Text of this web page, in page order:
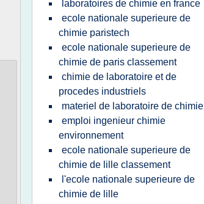
laboratoires de chimie en france
ecole nationale superieure de
chimie paristech
ecole nationale superieure de
chimie de paris classement
chimie de laboratoire et de
procedes industriels
materiel de laboratoire de chimie
emploi ingenieur chimie
environnement
ecole nationale superieure de
chimie de lille classement
l'ecole nationale superieure de
chimie de lille